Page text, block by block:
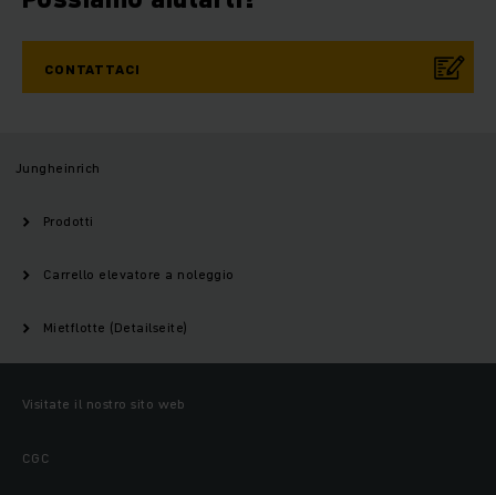
CONTATTACI
Jungheinrich
Prodotti
Carrello elevatore a noleggio
Mietflotte (Detailseite)
Visitate il nostro sito web
CGC